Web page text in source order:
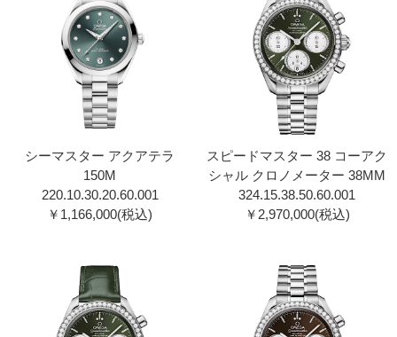
シーマスター アクアテラ
150M
220.10.30.20.60.00 1
￥1,166,000(税込)
スピードマスター 38 コーアク
シャル クロノメーター 38MM
324.15.38.50.60.001
￥2,970,000(税込)